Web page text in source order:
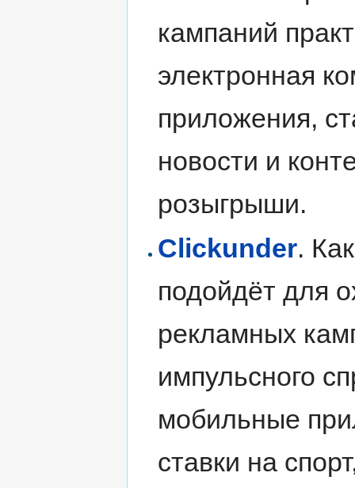
кампаний
электронная
приложения,
новости и
розыгрыши.
Clickunder.
подойдёт для
рекламных
импульсного
мобильные
ставки на